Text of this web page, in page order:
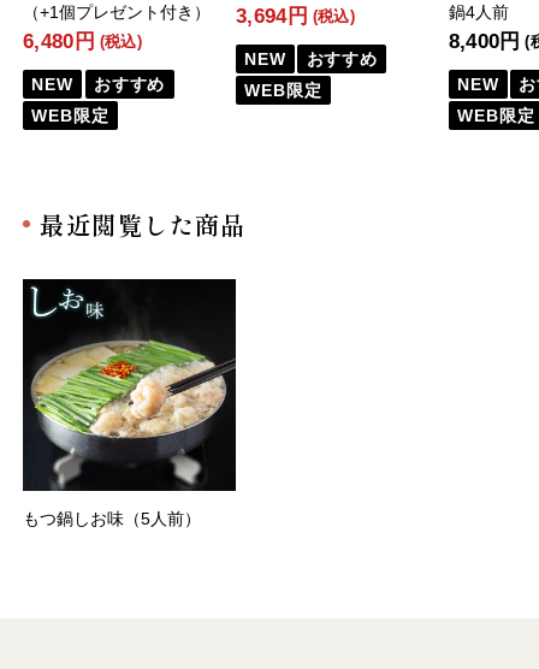
（+1個プレゼント付き）
6,480円 (税込)
NEW
おすすめ
WEB限定
3,694円 (税込)
NEW
おすすめ
WEB限定
鍋4人前
8,400円 (
NEW
WEB限定
最近閲覧した商品
もつ鍋しお味（5人前）